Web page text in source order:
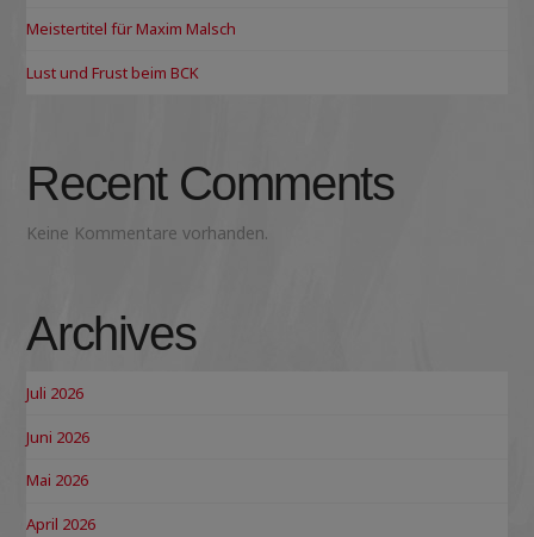
Meistertitel für Maxim Malsch
Lust und Frust beim BCK
Recent Comments
Keine Kommentare vorhanden.
Archives
Juli 2026
Juni 2026
Mai 2026
April 2026